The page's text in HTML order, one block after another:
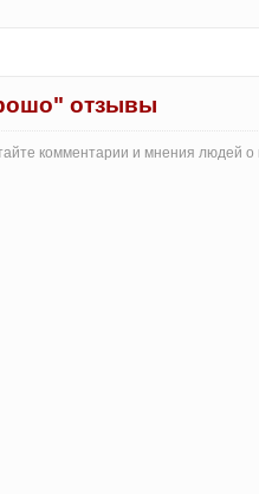
отзывы
комментарии и мнения людей о